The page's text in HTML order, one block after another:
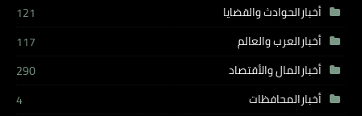
أخبارالحوادث والقضايا
121
أخبارالعرب والعالم
117
أخبارالمال والأقتصاد
290
أخبارالمحافظات
4